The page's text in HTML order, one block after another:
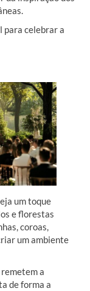
para celebrar a
um toque
e florestas
coroas,
um ambiente
a
de forma a